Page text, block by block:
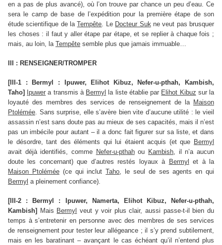
en a pas de plus avancé), où l’on trouve par chance un peu d’eau. Ce
sera le camp de base de l’expédition pour la première étape de son
étude scientifique de laTempête. Le Docteur Sukne veut pas brusquer
les choses : il faut y aller étape par étape, et se replier à chaque fois ;
mais, au loin, la Tempête semble plus que jamais immuable…
III : RENSEIGNER/TROMPER
[III-1 : Bermyl : Ipuwer, Elihot Kibuz, Nefer-u-pthah, Kambish,
Taho]
Ipuwer a transmis à Bermyl la liste établie par Elihot Kibuz sur la
loyauté des membres des services de renseignement de la Maison
Ptolémée. Sans surprise, elle s’avère bien vite d’aucune utilité : le vieil
assassin n’est sans doute pas au mieux de ses capacités, mais il n’est
pas un imbécile pour autant – il a donc fait figurer sur sa liste, et dans
le désordre, tant des éléments qui lui étaient acquis (et que Bermyl
avait déjà identifiés, comme Nefer-u-pthahou Kambish, il n’a aucun
doute les concernant) que d’autres restés loyaux à Bermyl
et à la
Maison Ptolémée(ce qui inclutTaho, le seul de ses agents en qui
Bermyl a pleinement confiance).
[III-2 : Bermyl : Ipuwer, Namerta, Elihot Kibuz, Nefer-u-pthah,
Kambish]
Mais Bermyl veut y voir plus clair, aussi passe-t-il bien du
temps à s’entretenir en personne avec des membres de ses services
de renseignement pour tester leur allégeance ; il s’y prend subtilement,
mais en les baratinant – avançant le cas échéant qu’il n’entend plus